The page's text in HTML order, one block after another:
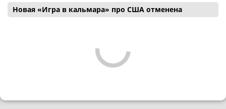
Новая «Игра в кальмара» про США отменена